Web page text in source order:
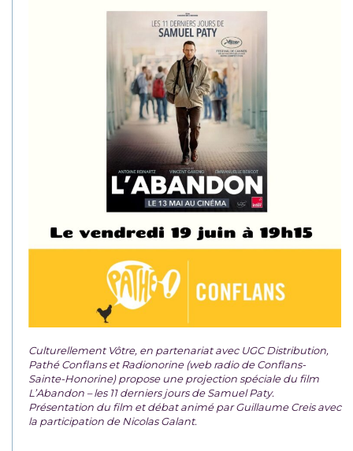
Culturellement Vôtre, en partenariat avec UGC Distribution,
Pathé Conflans et Radionorine (web radio de Conflans-
Sainte-Honorine) propose une projection spéciale du film
L’Abandon – les 11 derniers jours de Samuel Paty.
Présentation du film et débat animé par Guillaume Creis avec
la participation de Nicolas Galant.